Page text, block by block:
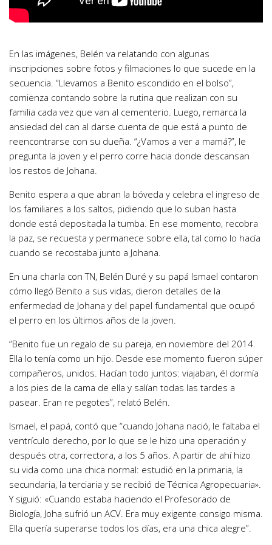
En las imágenes, Belén va relatando con algunas
inscripciones sobre fotos y filmaciones lo que sucede en la
secuencia. “Llevamos a Benito escondido en el bolso”,
comienza contando sobre la rutina que realizan con su
familia cada vez que van al cementerio. Luego, remarca la
ansiedad del can al darse cuenta de que está a punto de
reencontrarse con su dueña. “¿Vamos a ver a mamá?”, le
pregunta la joven y el perro corre hacia donde descansan
los restos de Johana.
Benito espera a que abran la bóveda y celebra el ingreso de
los familiares a los saltos, pidiendo que lo suban hasta
donde está depositada la tumba. En ese momento, recobra
la paz, se recuesta y permanece sobre ella, tal como lo hacía
cuando se recostaba junto a Johana.
En una charla con TN, Belén Duré y su papá Ismael contaron
cómo llegó Benito a sus vidas, dieron detalles de la
enfermedad de Johana y del papel fundamental que ocupó
el perro en los últimos años de la joven.
“Benito fue un regalo de su pareja, en noviembre del 2014.
Ella lo tenía como un hijo. Desde ese momento fueron súper
compañeros, unidos. Hacían todo juntos: viajaban, él dormía
a los pies de la cama de ella y salían todas las tardes a
pasear. Eran re pegotes”, relató Belén.
Ismael, el papá, contó que “cuando Johana nació, le faltaba el
ventrículo derecho, por lo que se le hizo una operación y
después otra, correctora, a los 5 años. A partir de ahí hizo
su vida como una chica normal: estudió en la primaria, la
secundaria, la terciaria y se recibió de Técnica Agropecuaria».
Y siguió: «Cuando estaba haciendo el Profesorado de
Biología, Joha sufrió un ACV. Era muy exigente consigo misma.
Ella quería superarse todos los días, era una chica alegre”.